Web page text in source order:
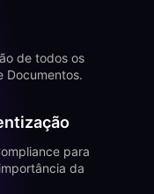
de todos os
Documentos.
para
da